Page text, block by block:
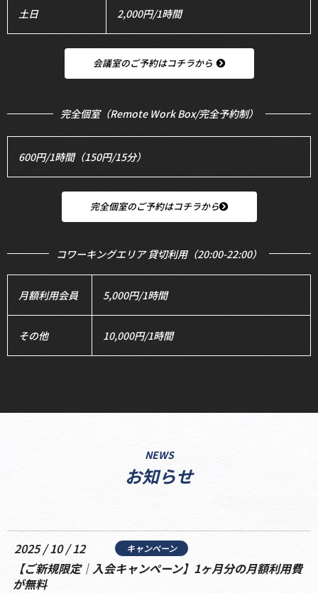
土日 2,000円/1時間
会議室のご予約はコチラから
完全個室（Remote Work Box/完全予約制）
600円/1時間（150円/15分）
完全個室のご予約はコチラから
コワーキングエリア 貸切利用（20:00-22:00）
月額利用会員 5,000円/1時間
その他 10,000円/1時間
NEWS
お知らせ
2025 / 10 / 12 キャンペーン
【ご新規限定｜入会キャンペーン】1ヶ月分の月額利用費
が無料